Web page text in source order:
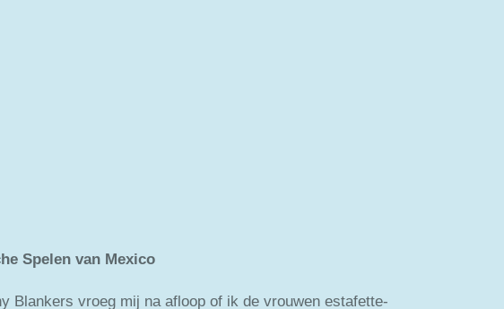
Spelen van Mexico
Blankers vroeg mij na afloop of ik de vrouwen estafette-